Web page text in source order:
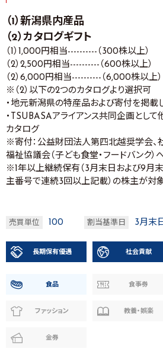
（1）新潟県内産品
（2）カタログギフト
（1）1,000円相当----------（300株以上）
（2）2,500円相当----------（600株以上）
（2）6,000円相当----------（6,000株以上）
※（2）以下の2つのカタログより選択可
・地元新潟県の特産品および寄付を掲載
・TSUBASAアライアンス共同企画とし
カタログ
※寄付：公益財団法人第四北越奨学会
福祉協議会（子ども食堂・フードバンク）
※1年以上継続保有（3月末日および9月
主番号で連続3回以上記載）の株主が対
売買単位 100 割当基準日 3月末
長期保有優遇 社会貢献
食品 食事券
ファッション 教養・娯楽
金券